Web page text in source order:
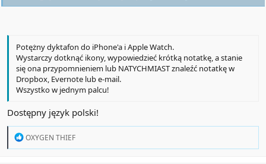
Potężny dyktafon do iPhone'a i Apple Watch.
Wystarczy dotknąć ikony, wypowiedzieć krótką notatkę, a stanie
się ona przypomnieniem lub NATYCHMIAST znaleźć notatkę w
Dropbox, Evernote lub e-mail.
Wszystko w jednym palcu!
Dostępny język polski!
R
OXYGEN THIEF